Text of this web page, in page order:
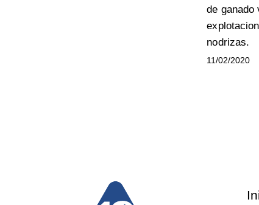
de ganado
nodrizas.
11/02/2020